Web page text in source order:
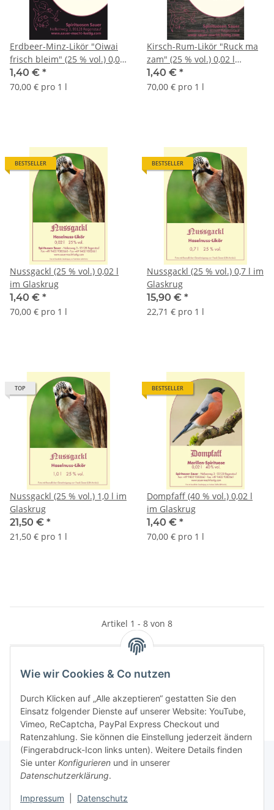
Wie wir Cookies & Co nutzen
Durch Klicken auf „Alle akzeptieren“ gestatten Sie den
Einsatz folgender Dienste auf unserer Website: YouTube,
Vimeo, ReCaptcha, PayPal Express Checkout und
Ratenzahlung. Sie können die Einstellung jederzeit ändern
(Fingerabdruck-Icon links unten). Weitere Details finden
Sie unter Konfigurieren und in unserer
Datenschutzerklärung.
Impressum Datenschutz
Erdbeer-Minz-Likör "Oiwai
frisch bleim" (25 % vol.) 0,02
l Glaskrug
1,40 € *
70,00 € pro 1 l
Kirsch-Rum-Likör "Ruck ma
zam" (25 % vol.) 0,02 l
Glaskrug
1,40 € *
70,00 € pro 1 l
BESTSELLER
Nussgackl (25 % vol.) 0,02 l
im Glaskrug
1,40 € *
70,00 € pro 1 l
BESTSELLER
Nussgackl (25 % vol.) 0,7 l im
Glaskrug
15,90 € *
22,71 € pro 1 l
TOP
Nussgackl (25 % vol.) 1,0 l im
Glaskrug
21,50 € *
21,50 € pro 1 l
BESTSELLER
Dompfaff (40 % vol.) 0,02 l
im Glaskrug
1,40 € *
70,00 € pro 1 l
Artikel 1 - 8 von 8